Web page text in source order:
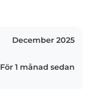
December 2025
För 1 månad sedan